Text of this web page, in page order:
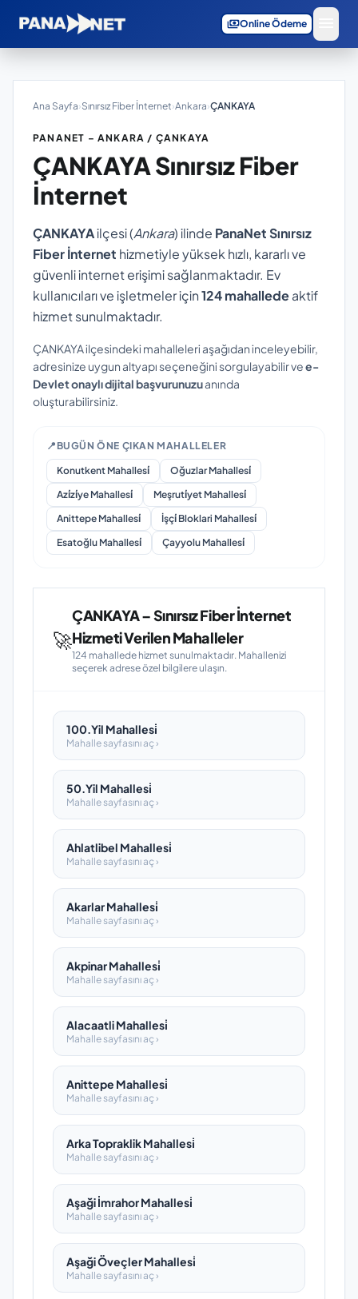
paymentsOnline Ödeme
Ana Sayfa›Sınırsız Fiber İnternet›Ankara›ÇANKAYA
PANANET – ANKARA / ÇANKAYA
ÇANKAYASınırsız Fiber
İnternet
ÇANKAYAilçesi (Ankara) ilinde PanaNet Sınırsız
Fiber İnternet hizmetiyle yüksek hızlı, kararlı ve
güvenli internet erişimi sağlanmaktadır. Ev
kullanıcıları ve işletmeler için124 mahalledeaktif
hizmet sunulmaktadır.
ÇANKAYA ilçesindeki mahalleleri aşağıdan inceleyebilir,
adresinize uygun altyapı seçeneğini sorgulayabilir vee-
Devlet onaylı dijital başvurunuzuanında
oluşturabilirsiniz.
📍 BUGÜN ÖNE ÇIKAN MAHALLELER
Konutkent Mahallesi̇
Oğuzlar Mahallesi̇
Azi̇zi̇ye Mahallesi̇
Meşruti̇yet Mahallesi̇
Anittepe Mahallesi̇
İşçi̇ Bloklari Mahallesi̇
Esatoğlu Mahallesi̇
Çayyolu Mahallesi̇
🚀
ÇANKAYA – Sınırsız Fiber İnternet
Hizmeti Verilen Mahalleler
124 mahallede hizmet sunulmaktadır. Mahallenizi
seçerek adrese özel bilgilere ulaşın.
100.Yil Mahallesi̇
Mahalle sayfasını aç ›
50.Yil Mahallesi̇
Mahalle sayfasını aç ›
Ahlatlibel Mahallesi̇
Mahalle sayfasını aç ›
Akarlar Mahallesi̇
Mahalle sayfasını aç ›
Akpinar Mahallesi̇
Mahalle sayfasını aç ›
Alacaatli Mahallesi̇
Mahalle sayfasını aç ›
Anittepe Mahallesi̇
Mahalle sayfasını aç ›
Arka Topraklik Mahallesi̇
Mahalle sayfasını aç ›
Aşaği İmrahor Mahallesi̇
Mahalle sayfasını aç ›
Aşaği Öveçler Mahallesi̇
Mahalle sayfasını aç ›